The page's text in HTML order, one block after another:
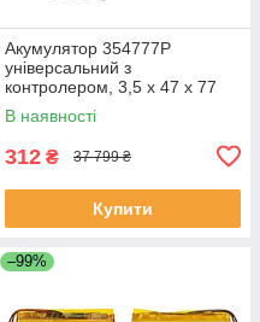
Акумулятор 354777P
універсальний з
контролером, 3,5 х 47 х 77
мм (1350 mAh)/ для
смартфона, планшета
В наявності
312 ₴ 37 799 ₴
Купити
–99%